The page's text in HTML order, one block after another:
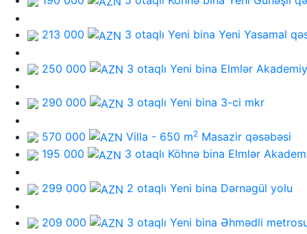
213 000 3 otaqlı Yeni bina Yeni Yasamal
250 000 3 otaqlı Yeni bina Elmlər
290 000 3 otaqlı Yeni bina 3-ci mkr
570 000 Villa - 650 m2 Masazir qəsəbəsi
195 000
3 otaqlı Köhnə bina Elmlər
299 000 2 otaqlı Yeni bina Dərnəgül yolu
209 000 3 otaqlı Yeni bina Əhmədli